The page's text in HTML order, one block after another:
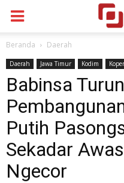
Beranda Daerah
Daerah Jawa Timur Kodim
Babinsa
Putih
Sekadar
Ngecor